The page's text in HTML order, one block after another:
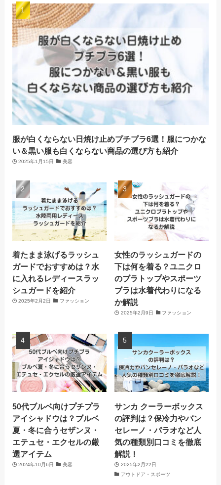
服が白くならない日焼け止めプチプラ6選！服につかな
い＆黒い服も白くならない商品の選び方も紹介
2025年1月15日 美容
着たまま泳げるラッシュ
ガードでおすすめは？水
に入れるレディースラッ
シュガードを紹介
2025年2月2日 ファッション
女性のラッシュガードの
下は何を着る？ユニクロ
のブラトップやスポーツ
ブラは水着代わりになる
か解説
2025年2月9日 ファッション
50代ブルベ向けプチプラ
アイシャドウは？ブルベ
夏・冬に合うセザンヌ・
エテュセ・エクセルの厳
選アイテム
2024年10月6日 美容
サンカ クーラーボックス
の評判は？保冷力やバン
セレーノ・パラオなど人
気の種類別口コミを徹底
解説！
2025年2月22日
アウトドア・スポーツ